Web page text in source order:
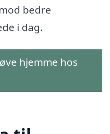
bedre
i dag.
hjemme hos